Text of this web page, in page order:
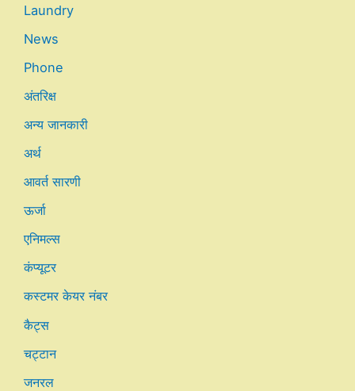
Laundry
News
Phone
अंतरिक्ष
अन्य जानकारी
अर्थ
आवर्त सारणी
ऊर्जा
एनिमल्स
कंप्यूटर
कस्टमर केयर नंबर
कैट्स
चट्टान
जनरल